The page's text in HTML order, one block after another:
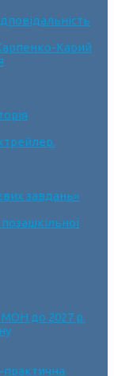
Карий
завдань»
МОН до 2027 р.
практична